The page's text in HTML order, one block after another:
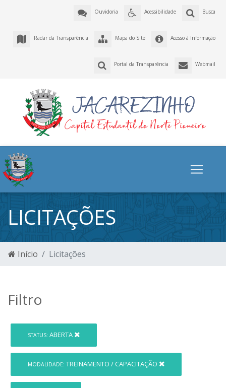
Busca
Acessibilidade
Ouvidoria
Acesso à Informação
Mapa do Site
Radar da Transparência
Webmail
Portal da Transparência
LICITAÇÕES
Início Licitações
Filtro
STATUS: ABERTA
MODALIDADE: TREINAMENTO / CAPACITAÇÃO